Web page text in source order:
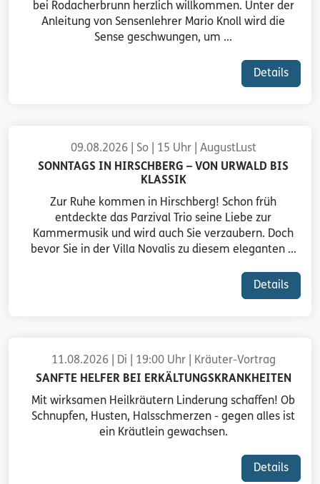
bei Rodacherbrunn herzlich willkommen. Unter der
Anleitung von Sensenlehrer Mario Knoll wird die
Sense geschwungen, um ...
Details
09.08.2026 | So | 15 Uhr | AugustLust
SONNTAGS IN HIRSCHBERG – VON URWALD BIS
KLASSIK
Zur Ruhe kommen in Hirschberg! Schon früh
entdeckte das Parzival Trio seine Liebe zur
Kammermusik und wird auch Sie verzaubern. Doch
bevor Sie in der Villa Novalis zu diesem eleganten ...
Details
11.08.2026 | Di | 19:00 Uhr | Kräuter-Vortrag
SANFTE HELFER BEI ERKÄLTUNGSKRANKHEITEN
Mit wirksamen Heilkräutern Linderung schaffen! Ob
Schnupfen, Husten, Halsschmerzen - gegen alles ist
ein Kräutlein gewachsen.
Details